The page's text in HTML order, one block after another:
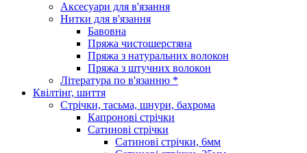
Аксесуари для в'язання
Нитки для в'язання
Бавовна
Пряжа чистошерстяна
Пряжа з натуральних волокон
Пряжа з штучних волокон
Література по в'язанню *
Квілтінг, шиття
Стрічки, тасьма, шнури, бахрома
Капронові стрічки
Сатинові стрічки
Сатинові стрічки, 6мм